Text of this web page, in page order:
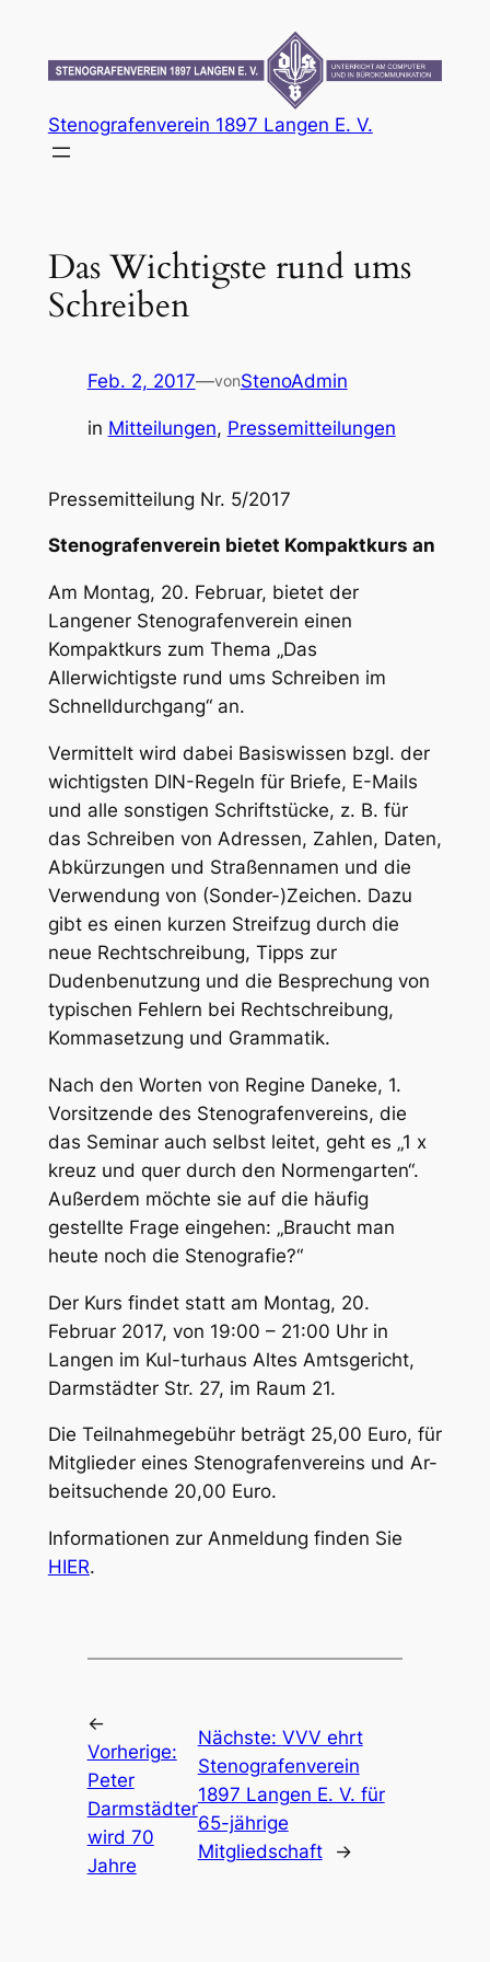
springen
Stenografenverein 1897 Langen E. V.
Das Wichtigste rund ums
Schreiben
Feb. 2, 2017—vonStenoAdmin
in Mitteilungen, Pressemitteilungen
Pressemitteilung Nr. 5/2017
Stenografenverein bietet Kompaktkurs an
Am Montag, 20. Februar, bietet der
Langener Stenografenverein einen
Kompaktkurs zum Thema „Das
Allerwichtigste rund ums Schreiben im
Schnelldurchgang“ an.
Vermittelt wird dabei Basiswissen bzgl. der
wichtigsten DIN-Regeln für Briefe, E-Mails
und alle sonstigen Schriftstücke, z. B. für
das Schreiben von Adressen, Zahlen, Daten,
Abkürzungen und Straßennamen und die
Verwendung von (Sonder-)Zeichen. Dazu
gibt es einen kurzen Streifzug durch die
neue Rechtschreibung, Tipps zur
Dudenbenutzung und die Besprechung von
typischen Fehlern bei Rechtschreibung,
Kommasetzung und Grammatik.
Nach den Worten von Regine Daneke, 1.
Vorsitzende des Stenografenvereins, die
das Seminar auch selbst leitet, geht es „1 x
kreuz und quer durch den Normengarten“.
Außerdem möchte sie auf die häufig
gestellte Frage eingehen: „Braucht man
heute noch die Stenografie?“
Der Kurs findet statt am Montag, 20.
Februar 2017, von 19:00 – 21:00 Uhr in
Langen im Kul-turhaus Altes Amtsgericht,
Darmstädter Str. 27, im Raum 21.
Die Teilnahmegebühr beträgt 25,00 Euro, für
Mitglieder eines Stenografenvereins und Ar-
beitsuchende 20,00 Euro.
Informationen zur Anmeldung finden Sie
HIER.
←
Vorherige:
Peter
Darmstädter
wird 70
Jahre
Nächste: VVV ehrt
Stenografenverein
1897 Langen E. V. für
65-jährige
Mitgliedschaft
→